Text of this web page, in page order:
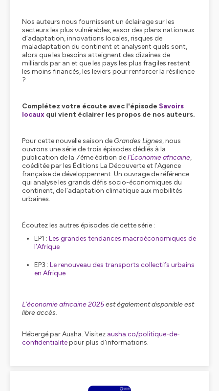
Nos auteurs nous fournissent un éclairage sur les
secteurs les plus vulnérables, essor des plans nationaux
d’adaptation, innovations locales, risques de
maladaptation du continent et analysent quels sont,
alors que les besoins atteignent des dizaines de
milliards par an et que les pays les plus fragiles restent
les moins financés, les leviers pour renforcer la résilience
?
Complétez votre écoute avec l'épisode Savoirs
locaux qui vient éclairer les propos de nos auteurs.
Pour cette nouvelle saison deGrandes Lignes, nous
ouvrons une série de trois épisodes dédiés à la
publication de la 7ème édition del’Économie africaine,
coéditée par les Éditions La Découverte et l’Agence
française de développement. Un ouvrage de référence
qui analyse les grands défis socio-économiques du
continent, de l’adaptation climatique aux mobilités
urbaines.
Écoutez les autres épisodes de cette série :
EP1 : Les grandes tendances macroéconomiques de
l’Afrique
EP3 : Le renouveau des transports collectifs urbains
en Afrique
L’économie africaine 2025est également disponible est
libre accès.
Hébergé par Ausha. Visitez ausha.co/politique-de-
confidentialitepour plus d'informations.